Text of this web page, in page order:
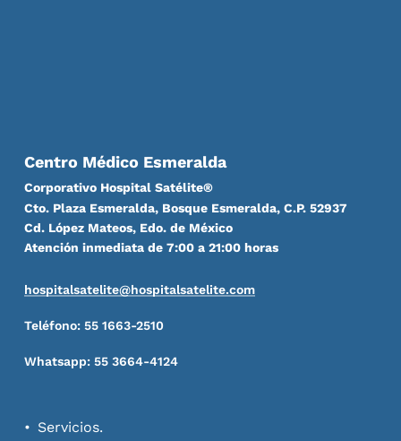
Centro Médico Esmeralda
Corporativo Hospital Satélite®
Cto. Plaza Esmeralda, Bosque Esmeralda, C.P. 52937
Cd. López Mateos, Edo. de México
Atención inmediata de 7:00 a 21:00 horas
hospitalsatelite@hospitalsatelite.com
Teléfono: 55 1663-2510
Whatsapp: 55 3664-4124
Servicios.